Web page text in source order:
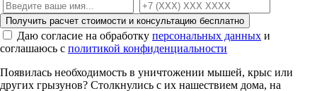
Получить расчет стоимости и консультацию бесплатно
Даю согласие на обработку персональных данных и
соглашаюсь с политикой конфиденциальности
Появилась необходимость в уничтожении мышей, крыс или
других грызунов? Столкнулись с их нашествием дома, на